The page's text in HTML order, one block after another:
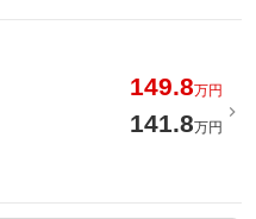
149.8万円
141.8万円